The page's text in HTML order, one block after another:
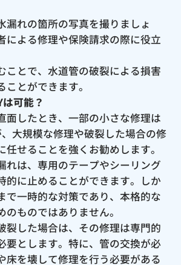
漏れの箇所の写真を撮りましょ
による修理や保険請求の際に役立
ことで、水道管の破裂による損害
とができます。
可能？
面したとき、一部の小さな修理は
大規模な修理や破裂した場合の修
任せることを強くお勧めします。
れは、専用のテープやシーリング
的に止めることができます。しか
で一時的な対策であり、本格的な
ものではありません。
裂した場合は、その修理は専門的
要とします。特に、管の交換が必
床を壊して修理を行う必要がある